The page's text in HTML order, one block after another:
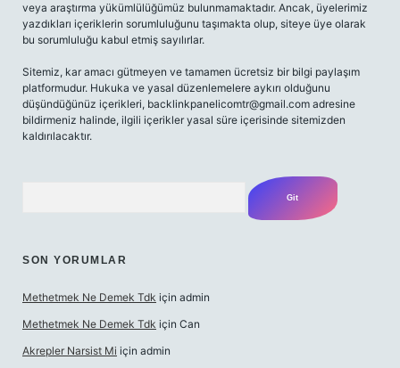
veya araştırma yükümlülüğümüz bulunmamaktadır. Ancak, üyelerimiz
yazdıkları içeriklerin sorumluluğunu taşımakta olup, siteye üye olarak
bu sorumluluğu kabul etmiş sayılırlar.
Sitemiz, kar amacı gütmeyen ve tamamen ücretsiz bir bilgi paylaşım
platformudur. Hukuka ve yasal düzenlemelere aykırı olduğunu
düşündüğünüz içerikleri, backlinkpanelicomtr@gmail.com adresine
bildirmeniz halinde, ilgili içerikler yasal süre içerisinde sitemizden
kaldırılacaktır.
SON YORUMLAR
Methetmek Ne Demek Tdk için admin
Methetmek Ne Demek Tdk için Can
Akrepler Narsist Mi için admin